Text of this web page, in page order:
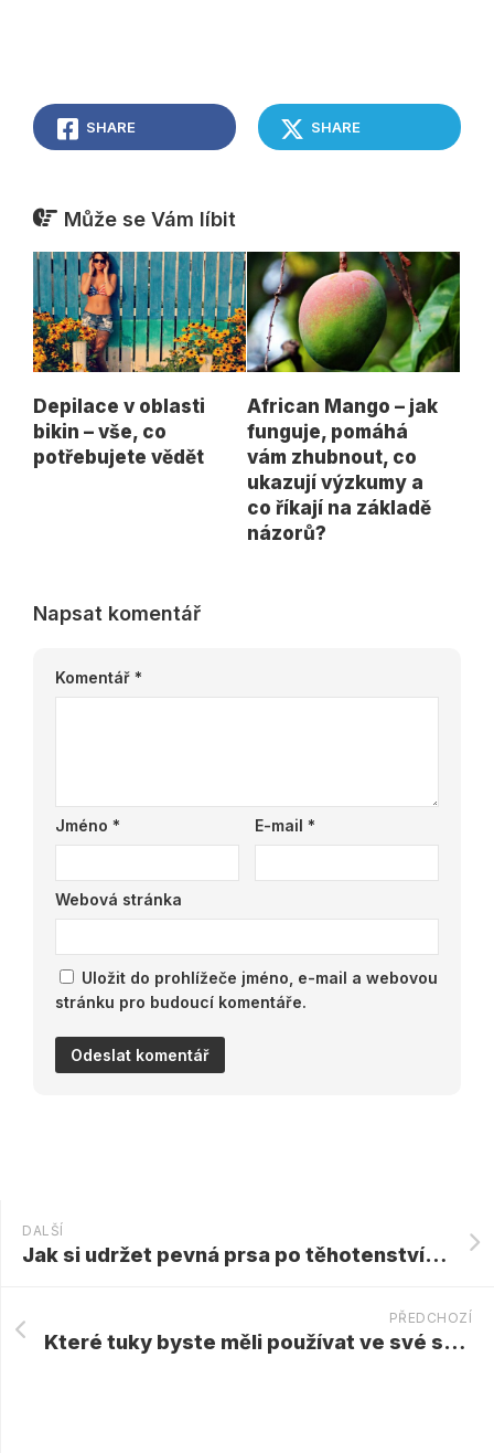
SHARE SHARE
Může se Vám líbit
Depilace v oblasti
bikin – vše, co
potřebujete vědět
African Mango – jak
funguje, pomáhá
vám zhubnout, co
ukazují výzkumy a
co říkají na základě
názorů?
Napsat komentář
Komentář *
Jméno * E-mail *
Webová stránka
Uložit do prohlížeče jméno, e-mail a webovou
stránku pro budoucí komentáře.
DALŠÍ
Jak si udržet pevná prsa po těhotenství a kojení?
PŘEDCHOZÍ
Které tuky byste měli používat ve své stravě a kuchyni?